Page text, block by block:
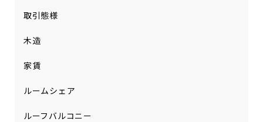
取引態様
木造
家賃
ルームシェア
ルーフバルコニー